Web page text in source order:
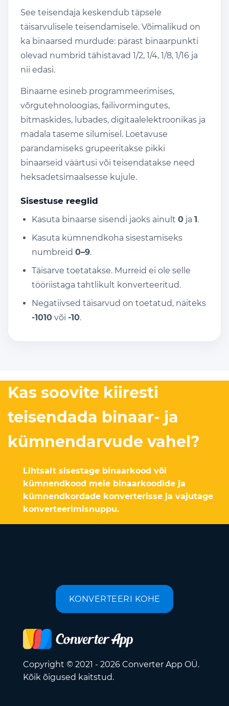
See teisendaja keskendub täpsele
täisarvulisele teisendamisele. Võimalikud on
ka binaarsed murdude: pärast binaarpunkti
olevad numbrid tähistavad 1/2, 1/4, 1/8, 1/16 ja
nii edasi.
Binaarne esineb programmeerimises,
võrgutehnoloogias, failivormingutes,
bitmaskides, lubades, digitaalelektroonikas ja
madala taseme silumisel. Loetavuse
parandamiseks grupeeritakse pikki
binaarseid väärtusi või teisendatakse need
heksadetsimaalsesse kujule.
Sisestuse reeglid
Kasuta binaarse sisendi jaoks ainult 0 ja 1.
Kasuta kümnendkoha sisestamiseks
numbreid 0–9.
Täisarve toetatakse. Murreid ei ole selle
tööriistaga tahtlikult konverteeritud.
Negatiivsed täisarvud on toetatud, näiteks
-1010 või -10.
Kas soovite kiiresti
teisendada binaar- ja
kümnendarvude vahel?
Lihtsalt sisestage binaarkood või
kümnendkood meie binaarkoodide ja
kümnendkordade konverterisse ja vajutage
konverteerimisnuppu.
KONVERTEERI KOHE
Copyright © 2021 - 2026 Converter App OÜ.
Kõik õigused kaitstud.